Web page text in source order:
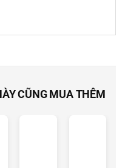
CŨNG MUA THÊM